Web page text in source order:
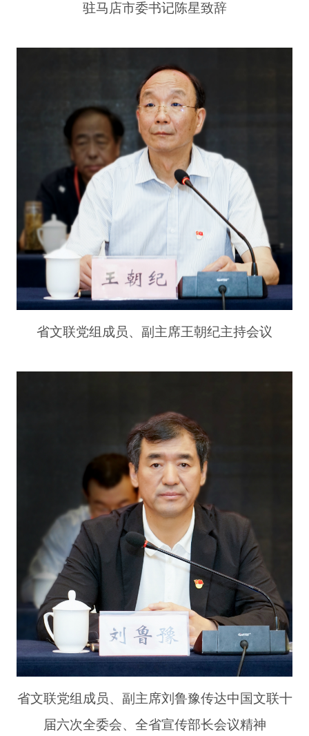
驻马店市委书记陈星致辞
省文联党组成员、副主席王朝纪主持会议
省文联党组成员、副主席刘鲁豫传达中国文联十
届六次全委会、全省宣传部长会议精神